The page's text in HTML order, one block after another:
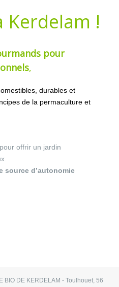
Kerdelam !
pour
,
durables et
de la permaculture et
offrir un jardin
source d’autonomie
BIO DE KERDELAM - Toulhouet, 56